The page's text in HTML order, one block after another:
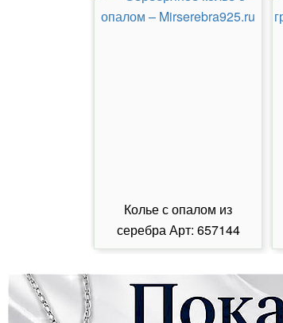
Колье с опалом из
серебра Арт: 657144